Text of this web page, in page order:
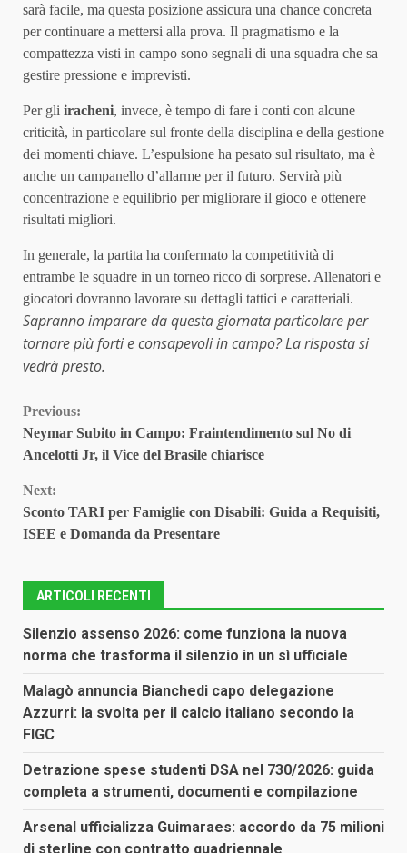
sarà facile, ma questa posizione assicura una chance concreta
per continuare a mettersi alla prova. Il pragmatismo e la
compattezza visti in campo sono segnali di una squadra che sa
gestire pressione e imprevisti.
Per gli iracheni, invece, è tempo di fare i conti con alcune
criticità, in particolare sul fronte della disciplina e della gestione
dei momenti chiave. L’espulsione ha pesato sul risultato, ma è
anche un campanello d’allarme per il futuro. Servirà più
concentrazione e equilibrio per migliorare il gioco e ottenere
risultati migliori.
In generale, la partita ha confermato la competitività di
entrambe le squadre in un torneo ricco di sorprese. Allenatori e
giocatori dovranno lavorare su dettagli tattici e caratteriali.
Sapranno imparare da questa giornata particolare per
tornare più forti e consapevoli in campo? La risposta si
vedrà presto.
Continue
Reading
Previous:
Neymar Subito in Campo: Fraintendimento sul No di
Ancelotti Jr, il Vice del Brasile chiarisce
Next:
Sconto TARI per Famiglie con Disabili: Guida a Requisiti,
ISEE e Domanda da Presentare
ARTICOLI RECENTI
Silenzio assenso 2026: come funziona la nuova
norma che trasforma il silenzio in un sì ufficiale
Malagò annuncia Bianchedi capo delegazione
Azzurri: la svolta per il calcio italiano secondo la
FIGC
Detrazione spese studenti DSA nel 730/2026: guida
completa a strumenti, documenti e compilazione
Arsenal ufficializza Guimaraes: accordo da 75 milioni
di sterline con contratto quadriennale